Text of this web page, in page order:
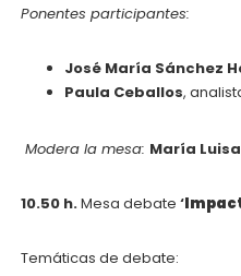
Ponentes participantes:
José María Sánchez
Paula Ceballos,
Modera la mesa: María
10.50 h.Mesa debate‘
Temáticas de debate: